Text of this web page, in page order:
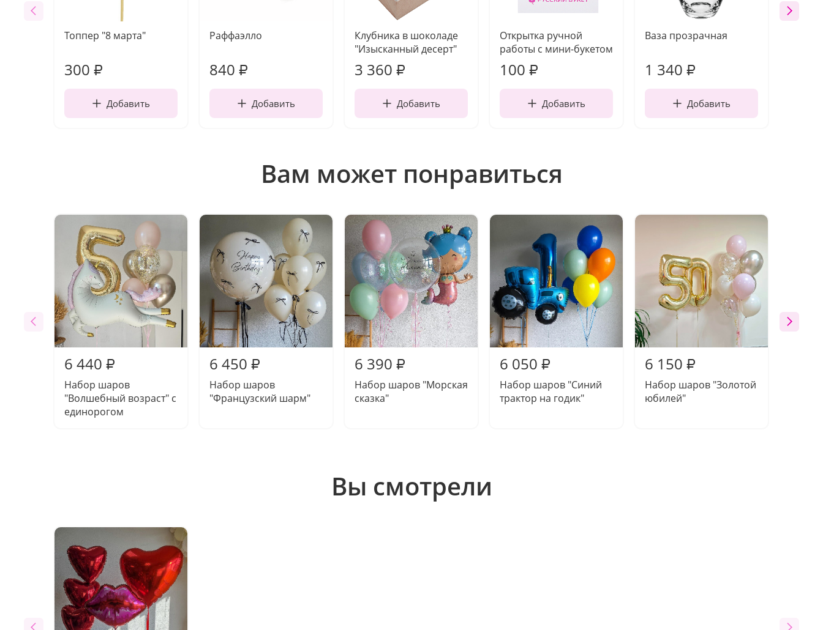
Топпер "8 марта"
300 ₽
Добавить
Раффаэлло
840 ₽
Добавить
Клубника в шоколаде
"Изысканный десерт"
3 360 ₽
Добавить
Открытка ручной
работы с мини-букетом
100 ₽
Добавить
Ваза прозрачная
1 340 ₽
Добавить
Вам может понравиться
6 440 ₽
Набор шаров
"Волшебный возраст" с
единорогом
6 450 ₽
Набор шаров
"Французский шарм"
6 390 ₽
Набор шаров "Морская
сказка"
6 050 ₽
Набор шаров "Синий
трактор на годик"
6 150 ₽
Набор шаров "Золотой
юбилей"
Вы смотрели